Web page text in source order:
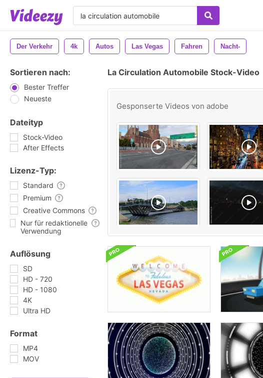
Der Verkehr 4k Autos Las Vegas Fahren Nacht-
Sortieren nach:
Bester Treffer
Neueste
Dateityp
Stock-Video
After Effects
Lizenz-Typ:
Standard
Premium
Creative Commons
Nur für redaktionelle
Verwendung
Auflösung
SD
HD - 720
HD - 1080
4K
Ultra HD
Format
MP4
MOV
La Circulation Automobile Stock-Video
Gesponserte Videos von adobe